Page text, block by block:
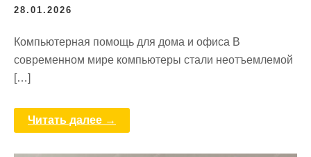
28.01.2026
Компьютерная помощь для дома и офиса В
современном мире компьютеры стали неотъемлемой
[…]
Читать далее →